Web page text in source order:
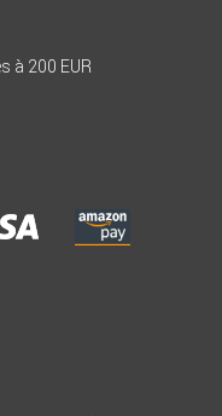
à 200 EUR